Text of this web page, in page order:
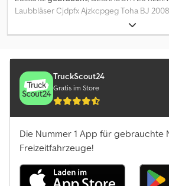
Laubbläser Cjdpfx Ajzkcpgeg Toha BJ 2008
TruckScout24
Gratis im Store
Die Nummer 1 App für gebrauchte
Freizeitfahrzeuge!